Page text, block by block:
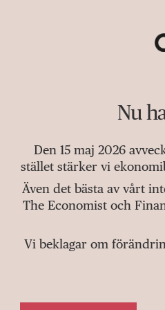
Nu
Den 15 maj 2026
stället stärker vi
Även det bästa av vårt
The Economist och
Vi beklagar om